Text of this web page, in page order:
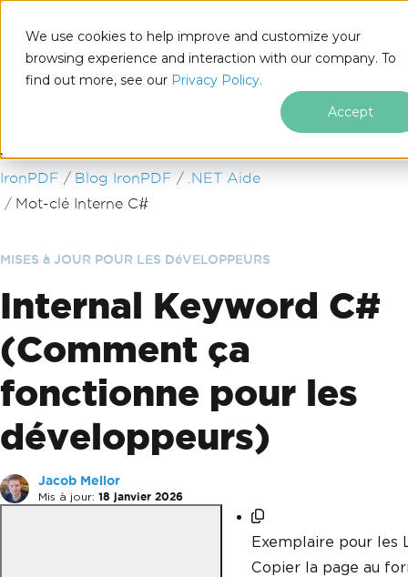
We use cookies to help improve and customize your
browsing experience and interaction with our company. To
find out more, see our Privacy Policy.
Accept
Passer au contenu du pied de page
IronPDF Blog IronPDF
.NET Aide
Mot-clé Interne C#
MISES à JOUR POUR LES DéVELOPPEURS
Internal Keyword C#
(Comment ça
fonctionne pour les
développeurs)
Jacob Mellor
Mis à jour: 18 janvier 2026
Exemplaire pour les
Copier la page au